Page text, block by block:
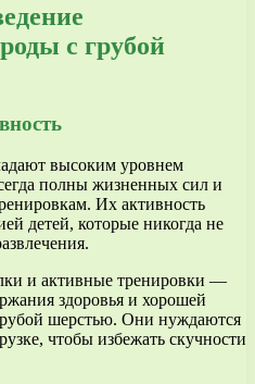
с грубой
высоким уровнем
полны жизненных сил и
Их активность
детей, которые никогда не
и активные тренировки —
здоровья и хорошей
шерстью. Они нуждаются
чтобы избежать скучности